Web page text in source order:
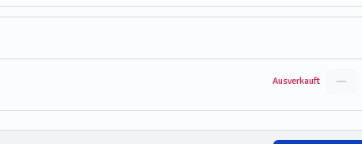
Ausverkauft